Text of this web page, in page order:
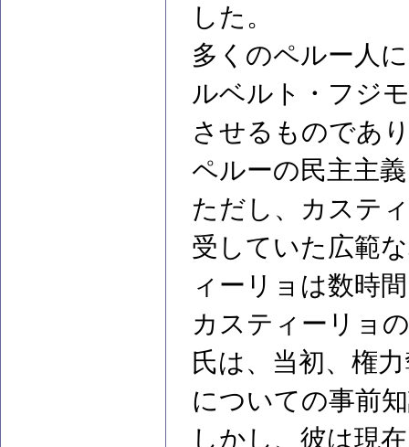
した。
多くのペルー人
ルベルト・フジ
させるものであ
ペルーの民主主
ただし、カステ
受していた広範
ィーリョは数時
カスティーリョ
氏は、当初、権
についての事前
しかし、彼は現